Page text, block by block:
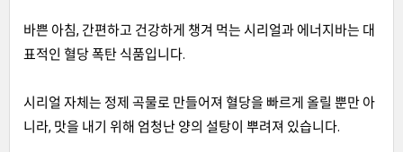
바쁜 아침, 간편하고 건강하게 챙겨 먹는 시리얼과 에너지바는 대
표적인 혈당 폭탄 식품입니다.
시리얼 자체는 정제 곡물로 만들어져 혈당을 빠르게 올릴 뿐만 아
니라, 맛을 내기 위해 엄청난 양의 설탕이 뿌려져 있습니다.